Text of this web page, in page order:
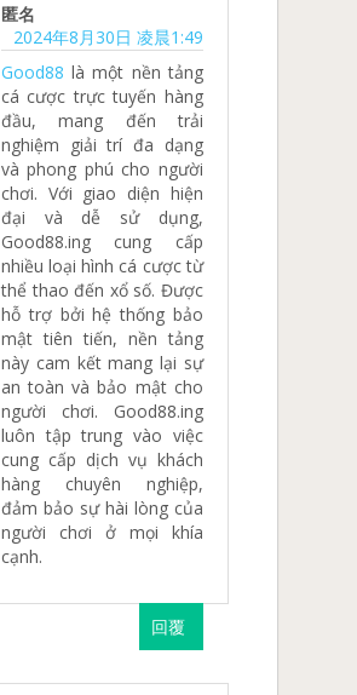
匿名
2024年8月30日 凌晨1:49
Good88 là một nền tảng
cá cược trực tuyến hàng
đầu, mang đến trải
nghiệm giải trí đa dạng
và phong phú cho người
chơi. Với giao diện hiện
đại và dễ sử dụng,
Good88.ing cung cấp
nhiều loại hình cá cược từ
thể thao đến xổ số. Được
hỗ trợ bởi hệ thống bảo
mật tiên tiến, nền tảng
này cam kết mang lại sự
an toàn và bảo mật cho
người chơi. Good88.ing
luôn tập trung vào việc
cung cấp dịch vụ khách
hàng chuyên nghiệp,
đảm bảo sự hài lòng của
người chơi ở mọi khía
cạnh.
回覆